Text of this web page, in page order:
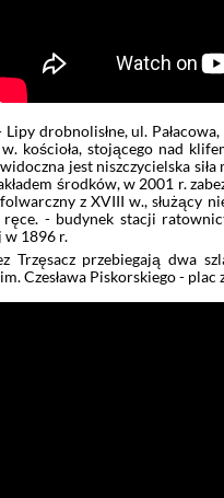
drobnolisłne, ul.
kościoła, stojącego nad
jest niszczycielska
środków, w 2001 r.
z XVIII w., służący
ręce. - budynek stacji
1896 r.
Trzęsacz przebiegają dwa
Czesława Piskorskiego - plac